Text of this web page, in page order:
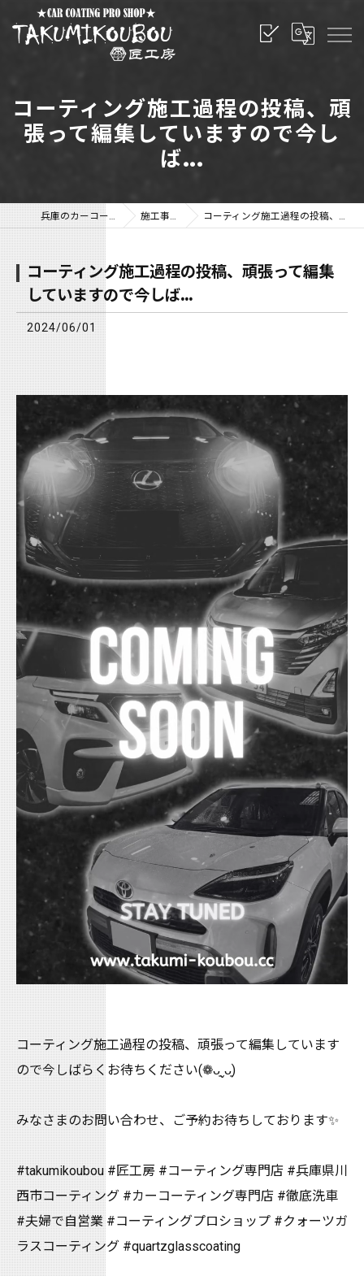
コーティング施工過程の投稿、頑
張って編集していますので今し
ば...
兵庫のカーコーティングなら匠工房 施工事例・ブログ コーティング施工過程の投稿、頑張って編集していますので今しば...
コーティング施工過程の投稿、頑張って編集
していますので今しば...
2024/06/01
コーティング施工過程の投稿、頑張って編集しています
ので今しばらくお待ちください(❁ᴗ͈ˬᴗ͈)
みなさまのお問い合わせ、ご予約お待ちしております✨
#takumikoubou #匠工房 #コーティング専門店 #兵庫県川
西市コーティング #カーコーティング専門店 #徹底洗車
#夫婦で自営業 #コーティングプロショップ #クォーツガ
ラスコーティング #quartzglasscoating